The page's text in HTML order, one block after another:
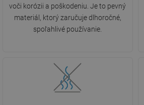
voči korózii a poškodeniu. Je to pevný
materiál, ktorý zaručuje dlhoročné,
spoľahlivé používanie.